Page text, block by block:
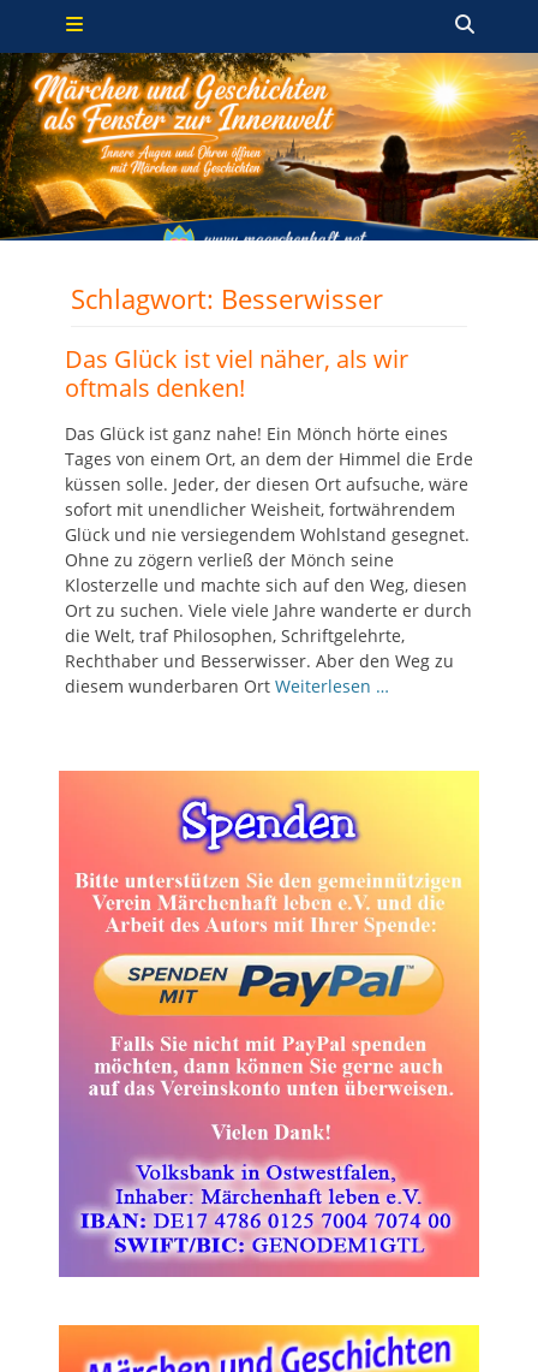
Zum
springen
Primäres Menü
Schlagwort: Besserwisser
Das Glück ist viel näher, als wir
oftmals denken!
Das Glück ist ganz nahe! Ein Mönch hörte eines
Tages von einem Ort, an dem der Himmel die Erde
küssen solle. Jeder, der diesen Ort aufsuche, wäre
sofort mit unendlicher Weisheit, fortwährendem
Glück und nie versiegendem Wohlstand gesegnet.
Ohne zu zögern verließ der Mönch seine
Klosterzelle und machte sich auf den Weg, diesen
Ort zu suchen. Viele viele Jahre wanderte er durch
die Welt, traf Philosophen, Schriftgelehrte,
Rechthaber und Besserwisser. Aber den Weg zu
diesem wunderbaren Ort Weiterlesen …